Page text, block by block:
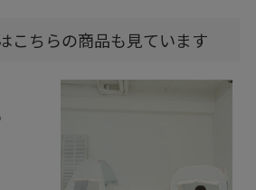
こちらの商品も見ています